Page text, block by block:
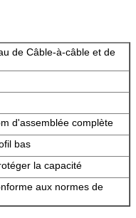
de Câble-à-câble et de
d'assemblée complète
bas
la capacité
aux normes de